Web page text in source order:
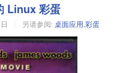
Linux 彩蛋
另请参阅: 桌面应用 彩蛋